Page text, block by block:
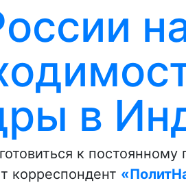
в
к
корреспондент